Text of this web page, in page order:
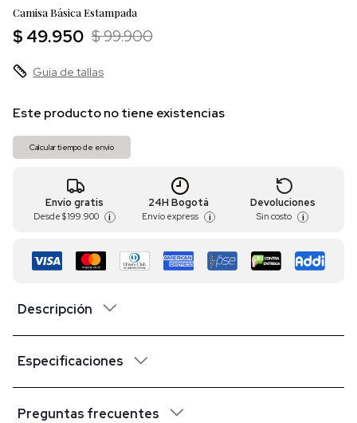
Camisa Básica Estampada
$ 49.950 $ 99.900
Guia de tallas
Este producto no tiene existencias
Calcular tiempo de envío
Envío gratis
Desde $ 199.900 i
24H Bogotá
Envío express i
Devoluciones
Sin costo i
Descripción
Especificaciones
Preguntas frecuentes